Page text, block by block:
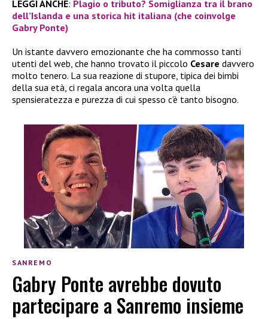
LEGGI ANCHE: Plagio o tributo? Somiglianza tra il brano
dell’Islanda e una storica hit italiana (che coinvolge
Gabry Ponte)
Un istante davvero emozionante che ha commosso tanti
utenti del web, che hanno trovato il piccolo Cesare davvero
molto tenero. La sua reazione di stupore, tipica dei bimbi
della sua età, ci regala ancora una volta quella
spensieratezza e purezza di cui spesso c’è tanto bisogno.
SANREMO
Gabry Ponte avrebbe dovuto
partecipare a Sanremo insieme